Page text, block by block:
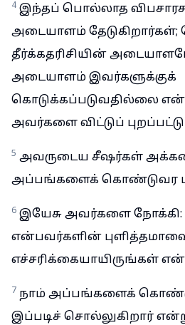
4 இந்தப் பொல்லாத
அடையாளம்
தீர்க்கதரிசியின்
அடையாளம் இவர்களுக்குக்
கொடுக்கப்படுவதில்லை
அவர்களை விட்டுப்
5 அவருடைய சீஷர்கள்
அப்பங்களைக் கொண்டுவர
6 இயேசு அவர்களை நோக்கி:
என்பவர்களின்
எச்சரிக்கையாயிருங்கள்
7 நாம் அப்பங்களைக்
இப்படிச் சொல்லுகிறார்